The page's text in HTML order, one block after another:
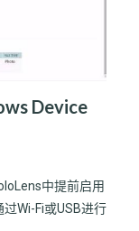
Device
中提前启用
过Wi-Fi或USB进行